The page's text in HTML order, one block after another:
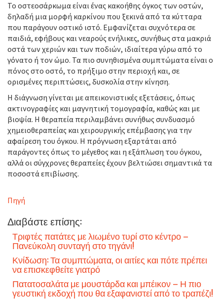
Το οστεοσάρκωμα είναι ένας κακοήθης όγκος των οστών,
δηλαδή μια μορφή καρκίνου που ξεκινά από τα κύτταρα
που παράγουν οστικό ιστό. Εμφανίζεται συχνότερα σε
παιδιά, εφήβους και νεαρούς ενήλικες, συνήθως στα μακριά
οστά των χεριών και των ποδιών, ιδιαίτερα γύρω από το
γόνατο ή τον ώμο. Τα πιο συνηθισμένα συμπτώματα είναι ο
πόνος στο οστό, το πρήξιμο στην περιοχή και, σε
ορισμένες περιπτώσεις, δυσκολία στην κίνηση.
Η διάγνωση γίνεται με απεικονιστικές εξετάσεις, όπως
ακτινογραφίες και μαγνητική τομογραφία, καθώς και με
βιοψία. Η θεραπεία περιλαμβάνει συνήθως συνδυασμό
χημειοθεραπείας και χειρουργικής επέμβασης για την
αφαίρεση του όγκου. Η πρόγνωση εξαρτάται από
παράγοντες όπως το μέγεθος και η εξάπλωση του όγκου,
αλλά οι σύγχρονες θεραπείες έχουν βελτιώσει σημαντικά τα
ποσοστά επιβίωσης.
Πηγή
Διαβάστε επίσης:
Τριφτές πατάτες με λιωμένο τυρί στο κέντρο –
Πανεύκολη συνταγή στο τηγάνι!
Κνίδωση: Τα συμπτώματα, οι αιτίες και πότε πρέπει
να επισκεφθείτε γιατρό
Πατατοσαλάτα με μουστάρδα και μπέικον – Η πιο
γευστική εκδοχή που θα εξαφανιστεί από το τραπέζι!